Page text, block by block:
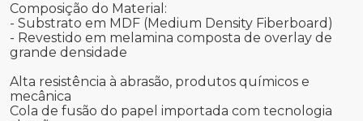
Composição do Material:
- Substrato em MDF (Medium Density Fiberboard)
- Revestido em melamina composta de overlay de
grande densidade
Alta resistência à abrasão, produtos químicos e
mecânica
Cola de fusão do papel importada com tecnologia